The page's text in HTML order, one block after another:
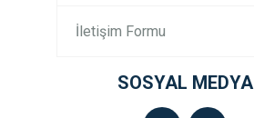
İletişim Formu
SOSYAL MEDYA